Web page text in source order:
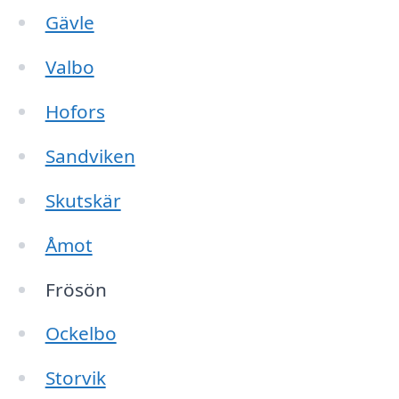
Gävle
Valbo
Hofors
Sandviken
Skutskär
Åmot
Frösön
Ockelbo
Storvik